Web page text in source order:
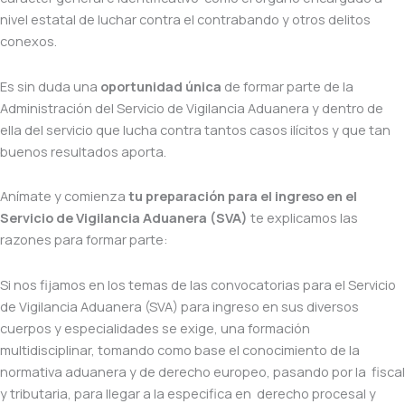
nivel estatal de luchar contra el contrabando y otros delitos
conexos.
Es sin duda una oportunidad única de formar parte de la
Administración del Servicio de Vigilancia Aduanera y dentro de
ella del servicio que lucha contra tantos casos ilícitos y que tan
buenos resultados aporta.
Anímate y comienza tu preparación para el ingreso en el
Servicio de Vigilancia Aduanera (SVA) te explicamos las
razones para formar parte:
Si nos fijamos en los temas de las convocatorias para el Servicio
de Vigilancia Aduanera (SVA) para ingreso en sus diversos
cuerpos y especialidades se exige, una formación
multidisciplinar, tomando como base el conocimiento de la
normativa aduanera y de derecho europeo, pasando por la fiscal
y tributaria, para llegar a la especifica en derecho procesal y